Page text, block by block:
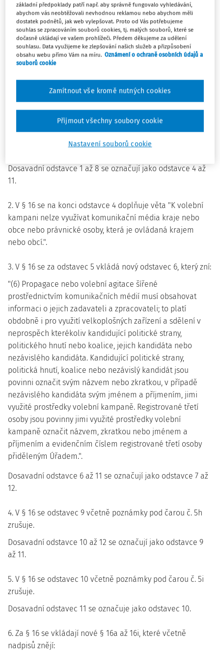
volební kampaně bez vědomí kandidující politické strany,
politického hnutí nebo koalice, jejich kandidáta anebo
nezávislého kandidáta, je povinna se před vstupem do
volební kampaně registrovat jako registrovaná třetí osoba
u Úřadu pro dohled nad hospodařením politických stran a
politických hnutí (dále jen "Úřad") zřízeného podle zákona
upravujícího sdružování v politických stranách a
politických hnutích.
(3) Volební kampaň podle tohoto zákona začíná dnem
vyhlášení voleb do Parlamentu České republiky a končí
Dosavadní odstavce 1 až 8 se označují jako odstavce 4 až
11.
2. V § 16 se na konci odstavce 4 doplňuje věta "K volební
kampani nelze využívat komunikační média kraje nebo
obce nebo právnické osoby, která je ovládaná krajem
nebo obcí.".
3. V § 16 se za odstavec 5 vkládá nový odstavec 6, který zní:
"(6) Propagace nebo volební agitace šířené
prostřednictvím komunikačních médií musí obsahovat
informaci o jejich zadavateli a zpracovateli; to platí
obdobně i pro využití velkoplošných zařízení a sdělení v
neprospěch kterékoliv kandidující politické strany,
politického hnutí nebo koalice, jejich kandidáta nebo
nezávislého kandidáta. Kandidující politické strany,
politická hnutí, koalice nebo nezávislý kandidát jsou
povinni označit svým názvem nebo zkratkou, v případě
nezávislého kandidáta svým jménem a příjmením, jimi
využité prostředky volební kampaně. Registrované třetí
osoby jsou povinny jimi využité prostředky volební
kampaně označit názvem, zkratkou nebo jménem a
příjmením a evidenčním číslem registrované třetí osoby
přiděleným Úřadem.".
Dosavadní odstavce 6 až 11 se označují jako odstavce 7 až
12.
4. V § 16 se odstavec 9 včetně poznámky pod čarou č. 5h
zrušuje.
Dosavadní odstavce 10 až 12 se označují jako odstavce 9
až 11.
5. V § 16 se odstavec 10 včetně poznámky pod čarou č. 5i
zrušuje.
Dosavadní odstavec 11 se označuje jako odstavec 10.
6. Za § 16 se vkládají nové § 16a až 16i, které včetně
nadpisů znějí:
základní předpoklady patří např. aby správně fungovalo vyhledávání,
abychom vás neobtěžovali nevhodnou reklamou nebo abychom měli
dostatek podnětů, jak web vylepšovat. Proto od Vás potřebujeme
souhlas se zpracováním souborů cookies, tj. malých souborů, které se
dočasně ukládají ve vašem prohlížeči. Předem děkujeme za udělení
souhlasu. Data využijeme ke zlepšování našich služeb a přizpůsobení
obsahu webu přímo Vám na míru. Oznámení o ochraně osobních údajů a
souborů cookie
Nastavení souborů cookie
Zamítnout vše kromě nutných cookies
Přijmout všechny soubory cookie